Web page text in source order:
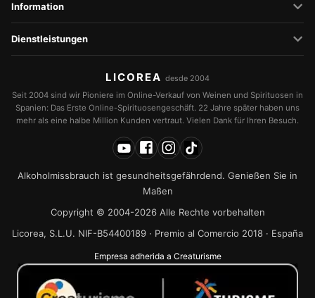
Information
Dienstleistungen
LICOREA desde 2004
Seit 2004 sind wir Pioniere im Online-Verkauf von Weinen und Spirituosen in
Spanien: Das Erste Online-Spirituosengeschäft. 22 Jahre später haben uns
mehr als eine halbe Million Kunden vertraut. Vielen Dank für Ihren Besuch.
Alkoholmissbrauch ist gesundheitsgefährdend. Genießen Sie in
Maßen
Copyright © 2004-2026 Alle Rechte vorbehalten
Licorea, S.L.U. NIF-B54400189 · Premio al Comercio 2018 · España
Empresa adherida a Creaturisme